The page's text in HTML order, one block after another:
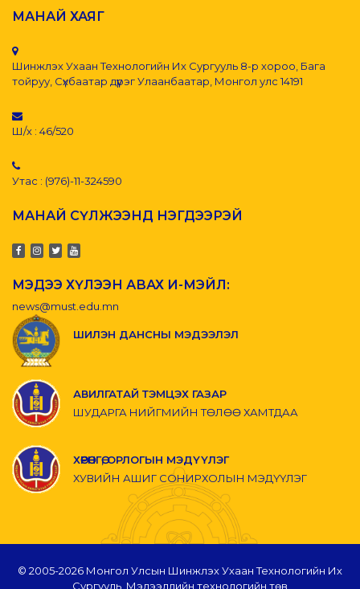
МАНАЙ ХАЯГ
Шинжлэх Ухаан Технологийн Их Сургууль 8-р хороо, Бага
тойруу, Сүхбаатар дүүрэг Улаанбаатар, Монгол улс 14191
Ш/х : 46/520
Утас : (976)-11-324590
МАНАЙ СҮЛЖЭЭНД НЭГДЭЭРЭЙ
МЭДЭЭ ХҮЛЭЭН АВАХ И-МЭЙЛ:
news@must.edu.mn
ШИЛЭН ДАНСНЫ МЭДЭЭЛЭЛ
АВИЛГАТАЙ ТЭМЦЭХ ГАЗАР
ШУДАРГА НИЙГМИЙН ТӨЛӨӨ ХАМТДАА
ХӨРӨНГӨ, ОРЛОГЫН МЭДҮҮЛЭГ
ХУВИЙН АШИГ СОНИРХОЛЫН МЭДҮҮЛЭГ
© 2005-2026 Монгол Улсын Шинжлэх Ухаан Технологийн Их
Сургууль, Мэдээллийн технологийн төв